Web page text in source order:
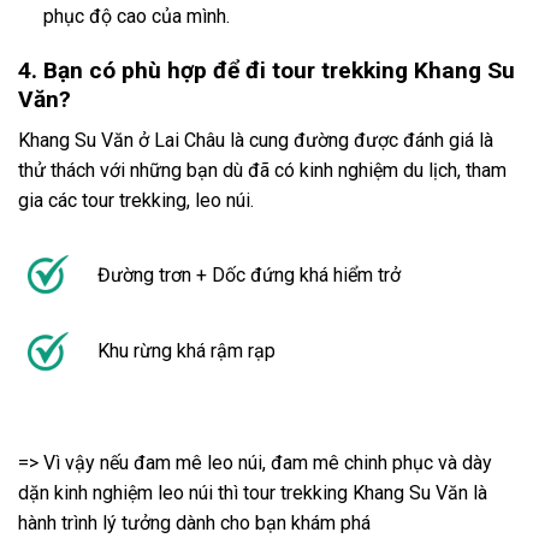
phục độ cao của mình.
4. Bạn có phù hợp để đi tour trekking Khang Su
Văn?
Khang Su Văn ở Lai Châu là cung đường được đánh giá là
thử thách với những bạn dù đã có kinh nghiệm du lịch, tham
gia các tour trekking, leo núi.
Đường trơn + Dốc đứng khá hiểm trở
Khu rừng khá rậm rạp
=> Vì vậy nếu đam mê leo núi, đam mê chinh phục và dày
dặn kinh nghiệm leo núi thì tour trekking Khang Su Văn là
hành trình lý tưởng dành cho bạn khám phá